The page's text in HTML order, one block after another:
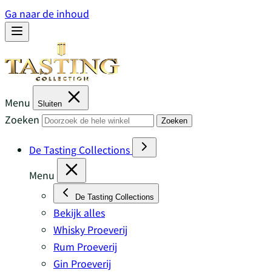
Ga naar de inhoud
Menu Sluiten
Zoeken Zoeken
De Tasting Collections
Menu
De Tasting Collections
Bekijk alles
Whisky Proeverij
Rum Proeverij
Gin Proeverij